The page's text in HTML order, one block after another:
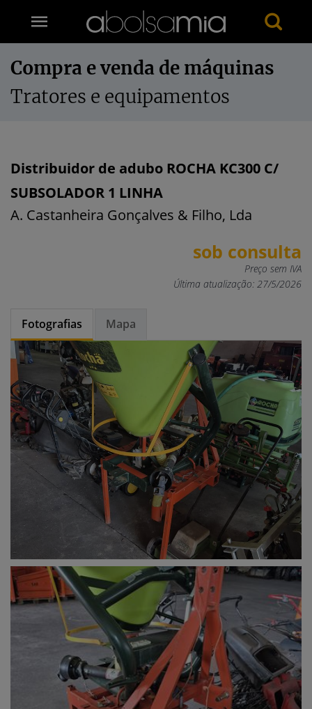
Compra e venda de máquinas
Tratores e equipamentos
Distribuidor de adubo ROCHA KC300 C/
SUBSOLADOR 1 LINHA
A. Castanheira Gonçalves & Filho, Lda
sob consulta
Preço sem IVA
Última atualização: 27/5/2026
Fotografias Mapa